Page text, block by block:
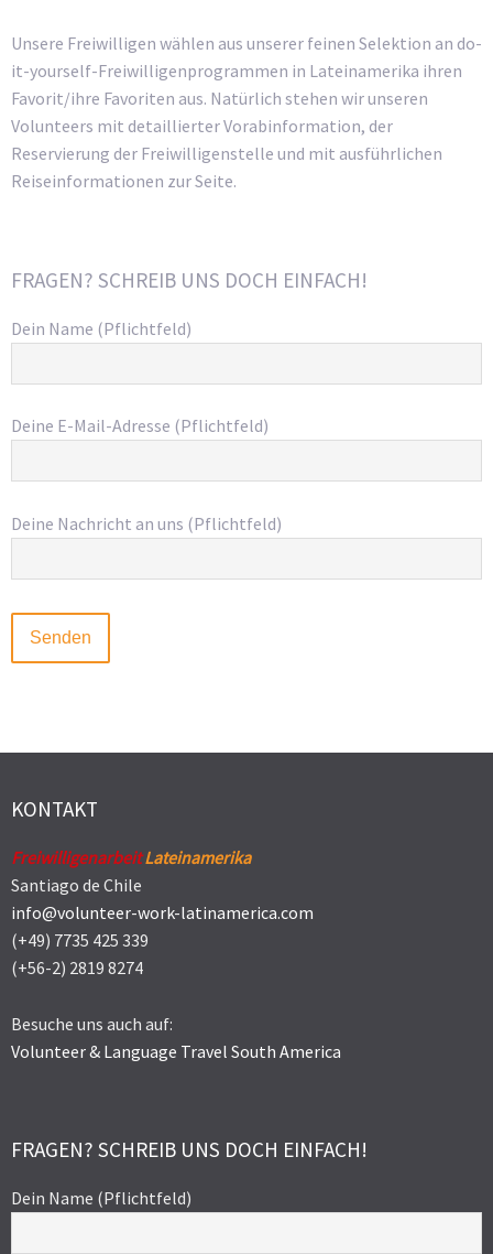
Unsere Freiwilligen wählen aus unserer feinen Selektion an do-
it-yourself-Freiwilligenprogrammen in Lateinamerika ihren
Favorit/ihre Favoriten aus. Natürlich stehen wir unseren
Volunteers mit detaillierter Vorabinformation, der
Reservierung der Freiwilligenstelle und mit ausführlichen
Reiseinformationen zur Seite.
FRAGEN? SCHREIB UNS DOCH EINFACH!
Dein Name (Pflichtfeld)
Deine E-Mail-Adresse (Pflichtfeld)
Deine Nachricht an uns (Pflichtfeld)
KONTAKT
FreiwilligenarbeitLateinamerika
Santiago de Chile
info@volunteer-work-latinamerica.com
(+49) 7735 425 339
(+56-2) 2819 8274
Besuche uns auch auf:
Volunteer & Language Travel South America
FRAGEN? SCHREIB UNS DOCH EINFACH!
Dein Name (Pflichtfeld)